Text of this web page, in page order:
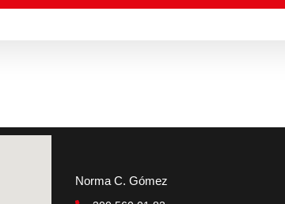
Norma C. Gómez